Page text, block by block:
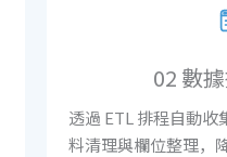
02 數
透過 ETL 排程自動
料清理與欄位整理，